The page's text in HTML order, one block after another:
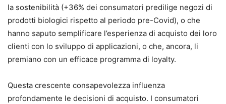
la sostenibilità (+36% dei consumatori predilige negozi di
prodotti biologici rispetto al periodo pre-Covid), o che
hanno saputo semplificare l’esperienza di acquisto dei loro
clienti con lo sviluppo di applicazioni, o che, ancora, li
premiano con un efficace programma di loyalty.
Questa crescente consapevolezza influenza
profondamente le decisioni di acquisto. I consumatori